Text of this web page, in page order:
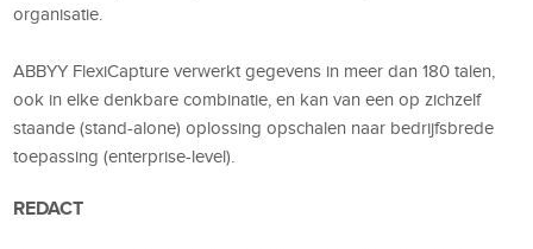
organisatie
ABBYY FlexiCapture verwerkt gegevens in meer dan 180 talen
ook in elke denkbare combinatie ,en kan van een op zichzelf
staande (stand-alone) oplossing opschalen naar bedrijfsbrede
toepassing (enterprise-level).
REDACT